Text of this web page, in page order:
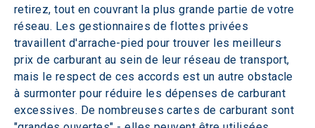
retirez, tout en couvrant la plus grande partie de votre
réseau. Les gestionnaires de flottes privées
travaillent d'arrache-pied pour trouver les meilleurs
prix de carburant au sein de leur réseau de transport,
mais le respect de ces accords est un autre obstacle
à surmonter pour réduire les dépenses de carburant
excessives. De nombreuses cartes de carburant sont